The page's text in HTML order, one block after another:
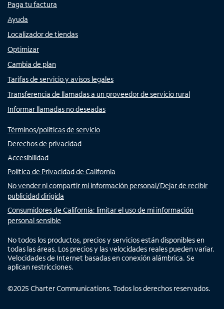
Paga tu factura
Ayuda
Localizador de tiendas
Optimizar
Cambia de plan
Tarifas de servicio y avisos legales
Transferencia de llamadas a un proveedor de servicio rural
Informar llamadas no deseadas
Términos/políticas de servicio
Derechos de privacidad
Accesibilidad
Política de Privacidad de California
No vender ni compartir mi información personal/Dejar de recibir
publicidad dirigida
Consumidores de California: limitar el uso de mi información
personal sensible
No todos los productos, precios y servicios están disponibles en
todas las áreas. Los precios y las velocidades reales pueden variar.
Velocidades de Internet basadas en conexión alámbrica. Se
aplican restricciones.
©2025 Charter Communications. Todos los derechos reservados.